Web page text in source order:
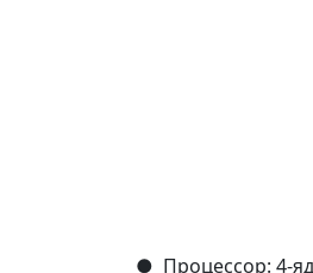
● Процессор: